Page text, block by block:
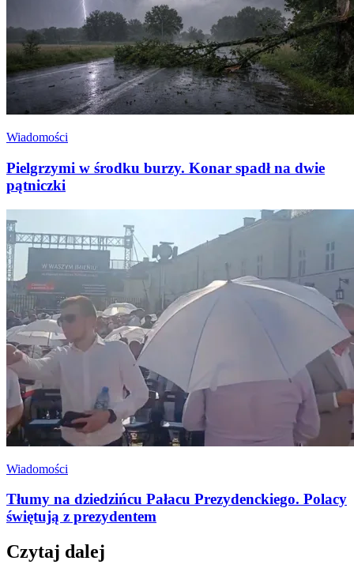
Wiadomości
Pielgrzymi w środku burzy. Konar spadł na dwie
pątniczki
Wiadomości
Tłumy na dziedzińcu Pałacu Prezydenckiego. Polacy
świętują z prezydentem
Czytaj dalej